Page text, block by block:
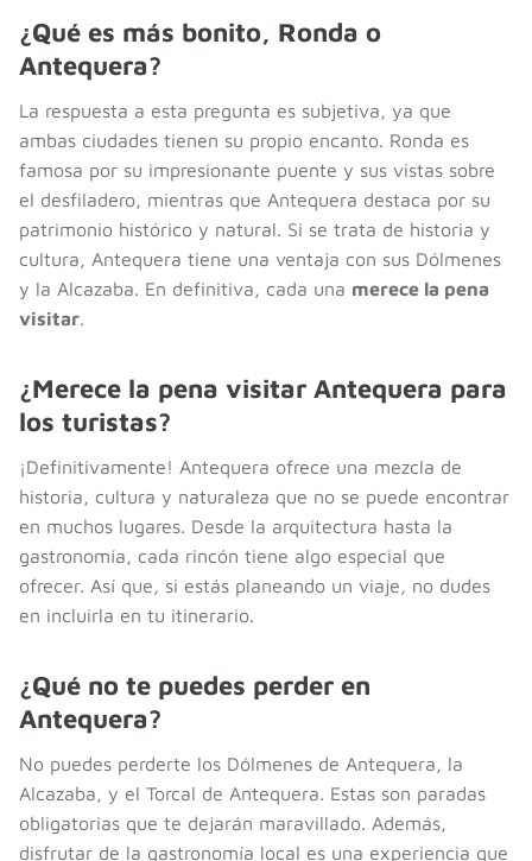
¿Qué es más bonito, Ronda o
Antequera?
La respuesta a esta pregunta es subjetiva, ya que
ambas ciudades tienen su propio encanto. Ronda es
famosa por su impresionante puente y sus vistas sobre
el desfiladero, mientras que Antequera destaca por su
patrimonio histórico y natural. Si se trata de historia y
cultura, Antequera tiene una ventaja con sus Dólmenes
y la Alcazaba. En definitiva, cada una merece la pena
visitar.
¿Merece la pena visitar Antequera para
los turistas?
¡Definitivamente! Antequera ofrece una mezcla de
historia, cultura y naturaleza que no se puede encontrar
en muchos lugares. Desde la arquitectura hasta la
gastronomía, cada rincón tiene algo especial que
ofrecer. Así que, si estás planeando un viaje, no dudes
en incluirla en tu itinerario.
¿Qué no te puedes perder en
Antequera?
No puedes perderte los Dólmenes de Antequera, la
Alcazaba, y el Torcal de Antequera. Estas son paradas
obligatorias que te dejarán maravillado. Además,
disfrutar de la gastronomía local es una experiencia que